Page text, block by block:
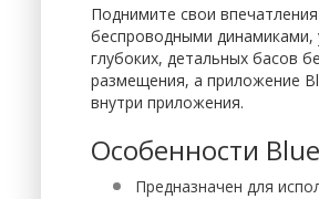
Поднимите свои
беспроводными
глубоких, детальных басов
размещения, а приложение
внутри приложения.
Особенности
Предназначен для